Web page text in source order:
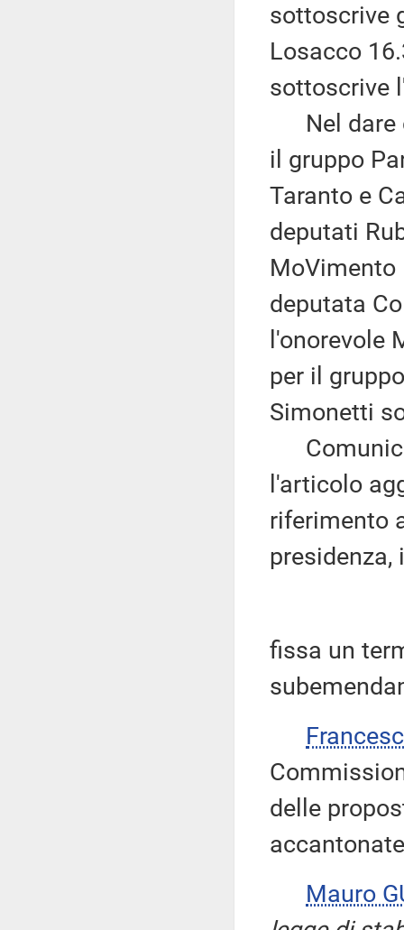
sottoscrive
Losacco
sottoscrive
Nel dare
il gruppo
Taranto e
deputati
deputata
l'onorevole
per il
Simonetti
l'articolo
riferimento
presidenza,
fissa un
delle
Mauro